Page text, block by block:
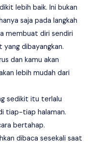
lebih baik. Ini bukan
saja pada langkah
membuat diri sendiri
dibayangkan.
dan kamu akan
lebih mudah dari
sedikit itu terlalu
tiap-tiap halaman.
bertahap.
dibaca sesekali saat